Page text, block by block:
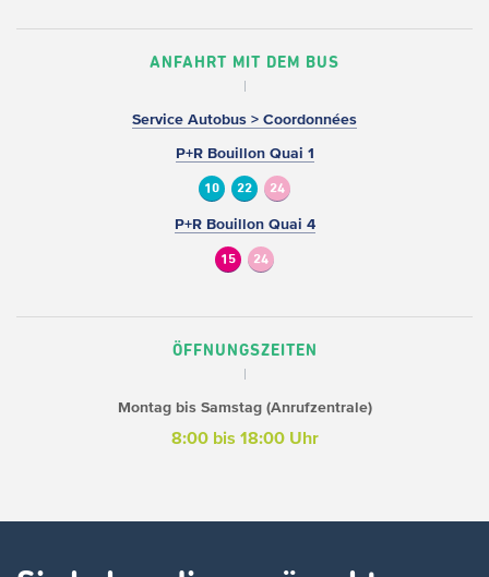
ANFAHRT MIT DEM BUS
Service Autobus > Coordonnées
P+R Bouillon Quai 1
10 22 24
P+R Bouillon Quai 4
15 24
ÖFFNUNGSZEITEN
Montag bis Samstag (Anrufzentrale)
8:00 bis 18:00 Uhr